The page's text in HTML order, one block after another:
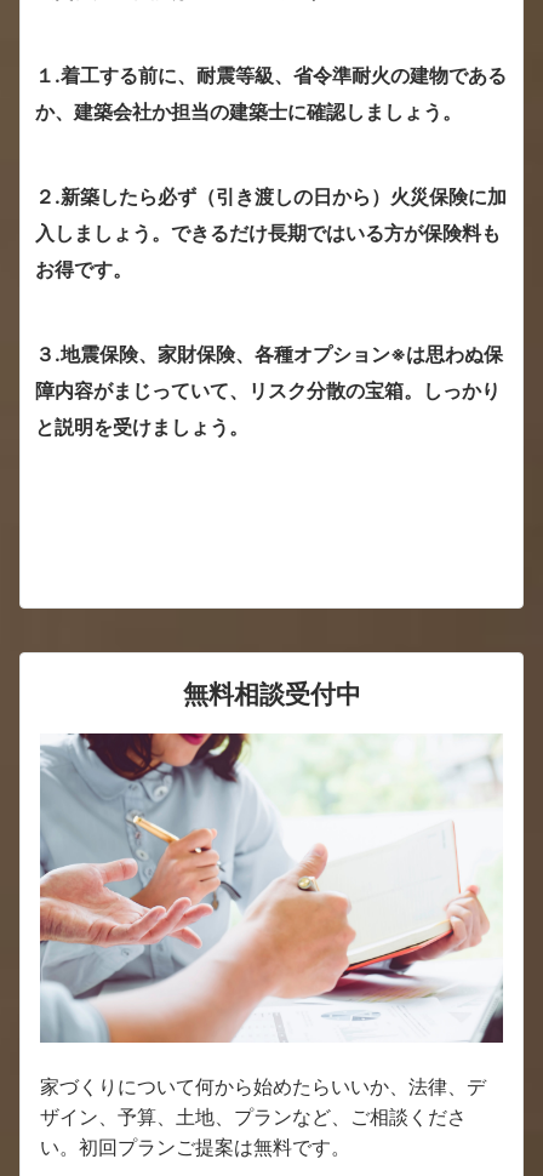
１.着工する前に、耐震等級、省令準耐火の建物である
か、建築会社か担当の建築士に確認しましょう。
２.新築したら必ず（引き渡しの日から）火災保険に加
入しましょう。できるだけ長期ではいる方が保険料も
お得です。
３.地震保険、家財保険、各種オプション※は思わぬ保
障内容がまじっていて、リスク分散の宝箱。しっかり
と説明を受けましょう。
無料相談受付中
家づくりについて何から始めたらいいか、法律、デ
ザイン、予算、土地、プランなど、ご相談くださ
い。初回プランご提案は無料です。